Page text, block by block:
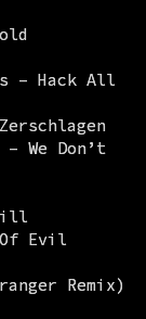
– Hack All
We Don’t
Evil
Remix)